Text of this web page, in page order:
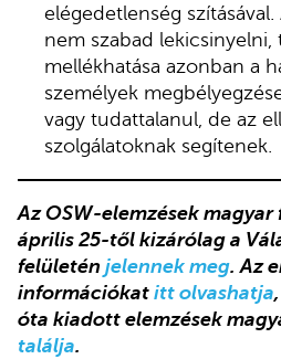
elégedetlenség
nem szabad lekicsinyelni,
mellékhatása azonban a
személyek
vagy tudattalanul, de az
szolgálatoknak segítenek.
Az OSW-elemzések magyar
április 25-től kizárólag a
felületén jelennek meg. Az
információkat itt olvashatja
óta kiadott elemzések
találja.